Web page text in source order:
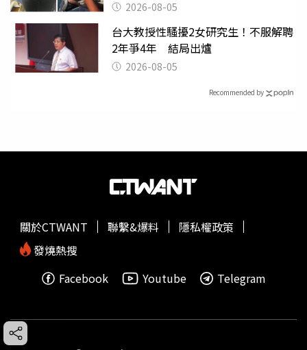
2026-08-05
台大教授性騷擾2女研究生！不服解聘
2年爭4年 結局出爐
2026-08-05
Recommended by
關於CTWANT 聯繫&爆料
隱私權政策
發燒熱搜
Facebook
Youtube Telegram